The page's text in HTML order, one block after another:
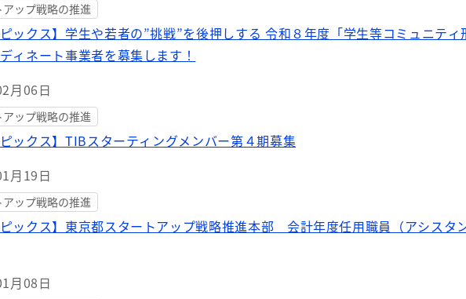
アップ戦略の推進
ピックス】学生や若者の”挑戦”を後押しする 令和８年度「学生等コミュニテ
ィネート事業者を募集します！
月06日
アップ戦略の推進
ピックス】TIBスターティングメンバー第４期募集
月19日
アップ戦略の推進
ピックス】東京都スタートアップ戦略推進本部 会計年度任用職員（アシスタ
月08日